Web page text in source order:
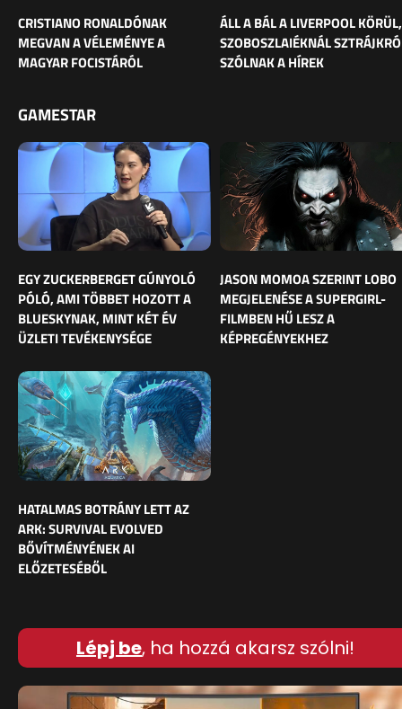
CRISTIANO RONALDÓNAK
MEGVAN A VÉLEMÉNYE A
MAGYAR FOCISTÁRÓL
ÁLL A BÁL A LIVERPOOL KÖRÜL,
SZOBOSZLAIÉKNÁL
SZÓLNAK A HÍREK
GAMESTAR
EGY ZUCKERBERGET GÚNYOLÓ
PÓLÓ, AMI TÖBBET HOZOTT A
BLUESKYNAK, MINT KÉT ÉV
ÜZLETI TEVÉKENYSÉGE
JASON MOMOA SZERINT LOBO
MEGJELENÉSE A SUPERGIRL-
FILMBEN HŰ LESZ A
KÉPREGÉNYEKHEZ
HATALMAS BOTRÁNY LETT AZ
ARK: SURVIVAL EVOLVED
BŐVÍTMÉNYÉNEK AI
ELŐZETESÉBŐL
Lépj be, ha hozzá akarsz szólni!